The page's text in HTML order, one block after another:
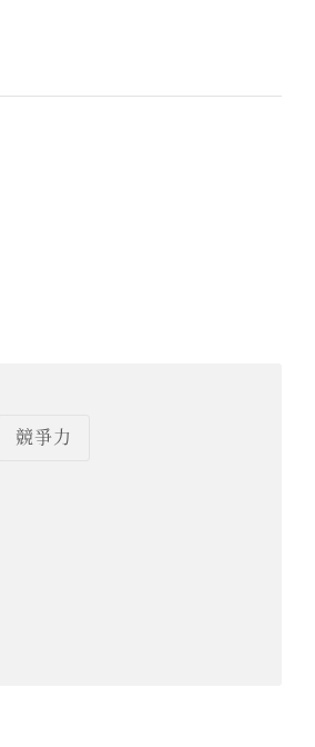
競爭力